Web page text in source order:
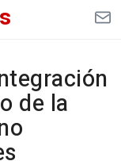
de la